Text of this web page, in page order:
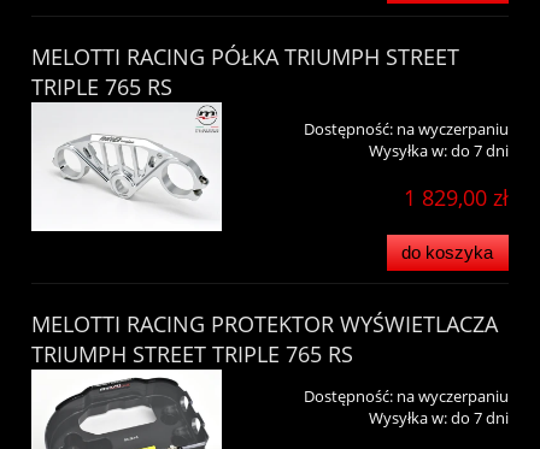
MELOTTI RACING PÓŁKA TRIUMPH STREET
TRIPLE 765 RS
Dostępność: na wyczerpaniu
Wysyłka w:do 7 dni
1 829,00 zł
do koszyka
MELOTTI RACING PROTEKTOR WYŚWIETLACZA
TRIUMPH STREET TRIPLE 765 RS
Dostępność: na wyczerpaniu
Wysyłka w:do 7 dni